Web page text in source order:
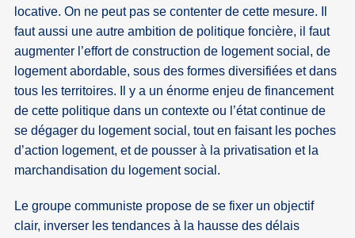
locative. On ne peut pas se contenter de cette mesure. Il
faut aussi une autre ambition de politique foncière, il faut
augmenter l’effort de construction de logement social, de
logement abordable, sous des formes diversifiées et dans
tous les territoires. Il y a un énorme enjeu de financement
de cette politique dans un contexte ou l’état continue de
se dégager du logement social, tout en faisant les poches
d’action logement, et de pousser à la privatisation et la
marchandisation du logement social.
Le groupe communiste propose de se fixer un objectif
clair, inverser les tendances à la hausse des délais